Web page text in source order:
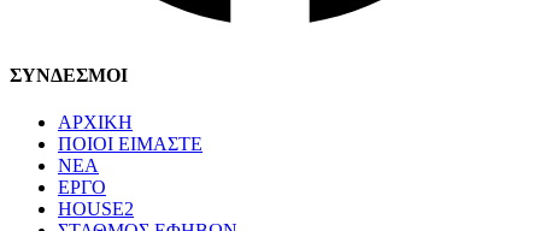
ΣΥΝΔΕΣΜΟΙ
ΑΡΧΙΚΗ
ΠΟΙΟΙ ΕΙΜΑΣΤΕ
ΝΕΑ
ΕΡΓΟ
HOUSE2